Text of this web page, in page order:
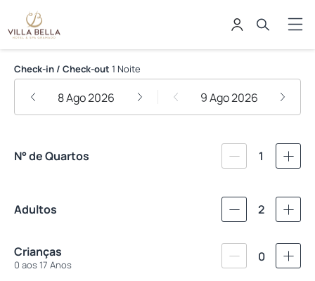
Villa Bella Hotel & Spa Gramado
Check-in / Check-out 1 Noite
8 Ago 2026 9 Ago 2026
N° de Quartos 1
Adultos 2
Crianças
0 aos 17 Anos
0